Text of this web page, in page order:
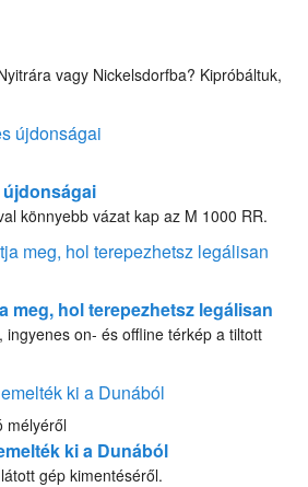
vagy Nickelsdorfba? Kipróbáltuk,
újdonságai
könnyebb vázat kap az M 1000 RR.
meg, hol terepezhetsz legálisan
ingyenes on- és offline térkép a tiltott
mélyéről
ki a Dunából
gép kimentéséről.